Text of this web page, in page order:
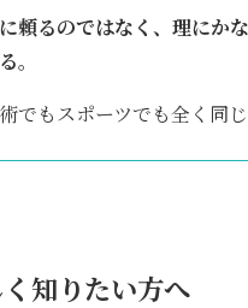
頼るのではなく、理にか
。
でもスポーツでも全く同じ
知りたい方へ